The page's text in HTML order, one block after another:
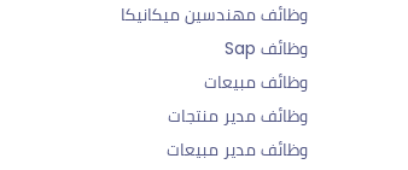
وظائف مهندسين ميكانيكا
وظائف Sap
وظائف مبيعات
وظائف مدير منتجات
وظائف مدير مبيعات